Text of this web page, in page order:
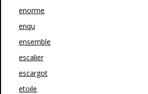
enorme
enqu
ensemble
escalier
escargot
etoile